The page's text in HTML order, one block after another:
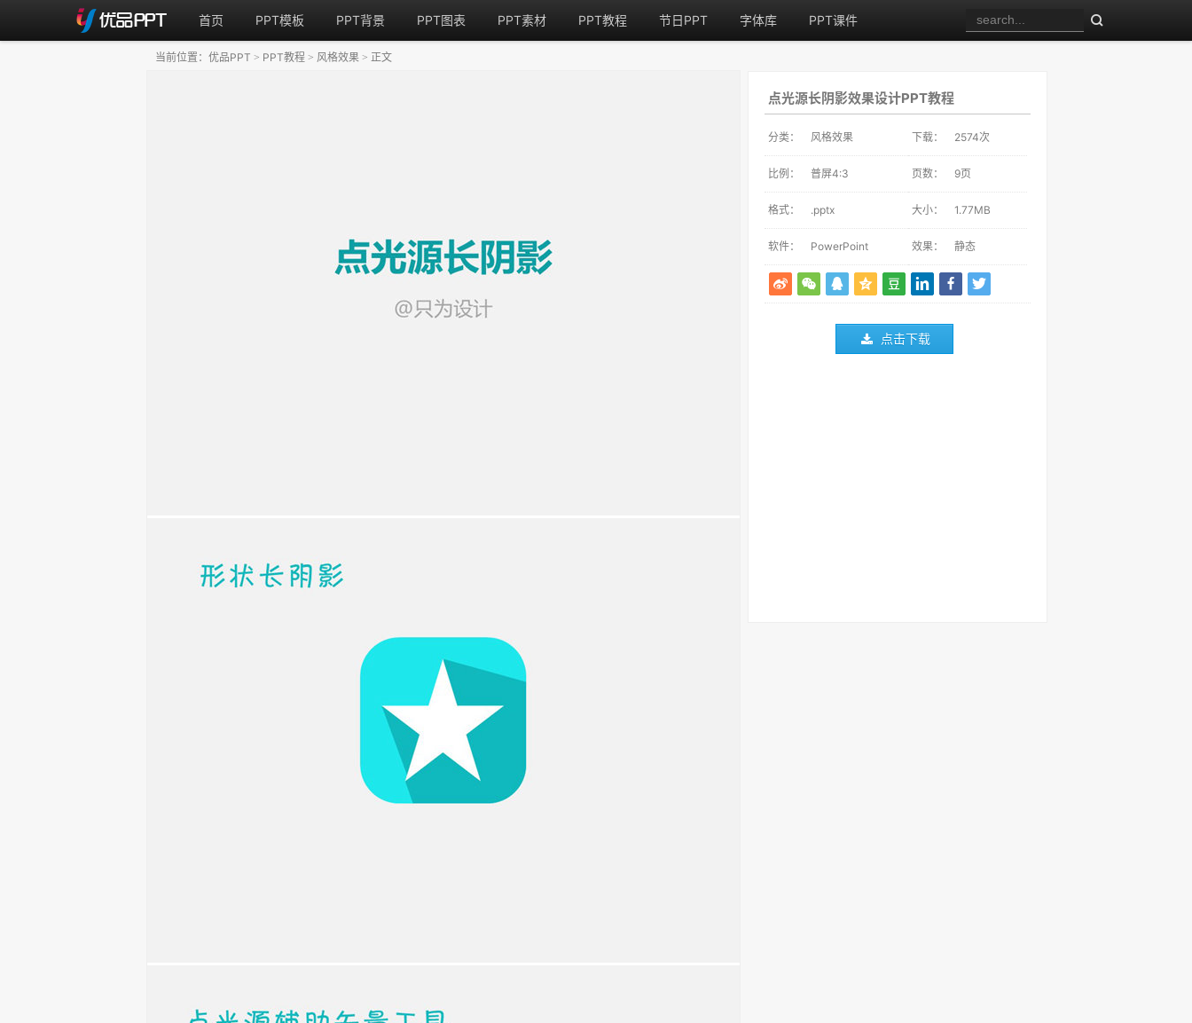
首页 PPT模板 PPT背景 PPT图表 PPT素材 PPT教程 节日PPT 字体库 PPT课件
点光源长阴影效果设计PPT教程
分类： 风格效果 下载： 2574次
比例： 普屏4:3 页数： 9页
格式： .pptx 大小： 1.77MB
软件： PowerPoint 效果： 静态
点击下载
当前位置： 优品PPT > PPT教程 > 风格效果 > 正文